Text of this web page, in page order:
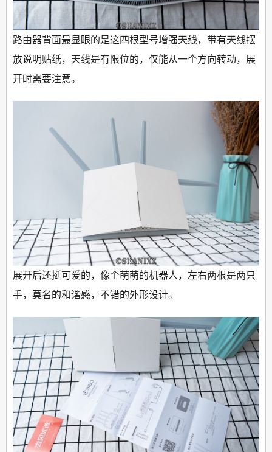
路由器背面最显眼的是这四根型号增强天线，带有天线摆
放说明贴纸，天线是有限位的，仅能从一个方向转动，展
开时需要注意。
展开后还挺可爱的，像个萌萌的机器人，左右两根是两只
手，莫名的和谐感，不错的外形设计。